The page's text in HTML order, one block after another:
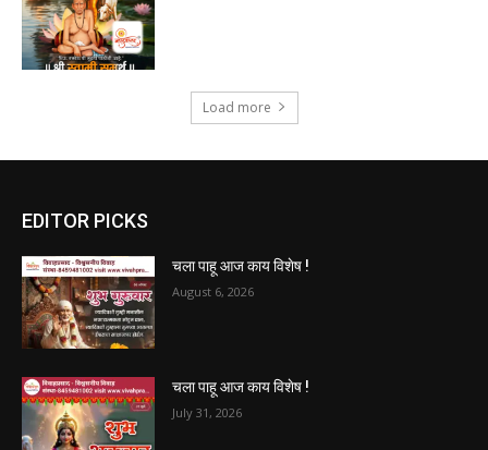
Load more
EDITOR PICKS
चला पाहू आज काय विशेष !
August 6, 2026
चला पाहू आज काय विशेष !
July 31, 2026